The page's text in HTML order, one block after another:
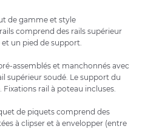
de gamme et style
comprend des rails supérieur
un pied de support.
assemblés et manchonnés avec
supérieur soudé. Le support du
rail à poteau incluses.
de piquets comprend des
à clipser et à envelopper (entre